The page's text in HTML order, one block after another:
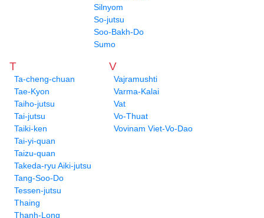
Silnyom
So-jutsu
Soo-Bakh-Do
Sumo
T
Ta-cheng-chuan
Tae-Kyon
Taiho-jutsu
Tai-jutsu
Taiki-ken
Tai-yi-quan
Taizu-quan
Takeda-ryu Aiki-jutsu
Tang-Soo-Do
Tessen-jutsu
Thaing
Thanh-Long
V
Vajramushti
Varma-Kalai
Vat
Vo-Thuat
Vovinam Viet-Vo-Dao